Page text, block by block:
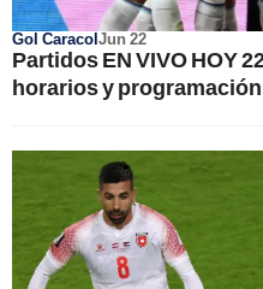
Gol CaracolJun 22
Partidos EN VIVO HOY
horarios y